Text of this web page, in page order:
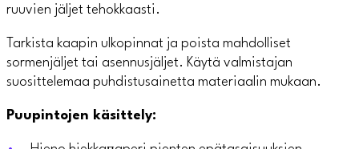
ruuvien jäljet tehokkaasti.
Tarkista kaapin ulkopinnat ja poista mahdolliset
sormenjäljet tai asennusjäljet. Käytä valmistajan
suosittelemaa puhdistusainetta materiaalin mukaan.
Puupintojen käsittely: